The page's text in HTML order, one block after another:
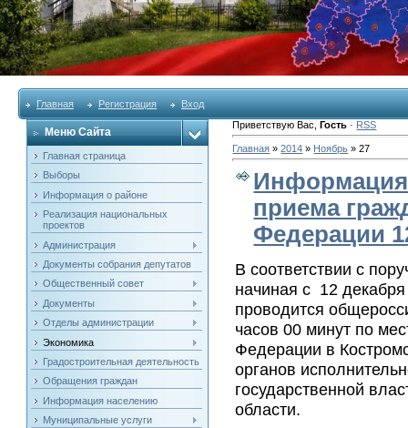
Главная Регистрация Вход
Меню Сайта
Главная страница
Выборы
Информация о районе
Реализация национальных
проектов
Администрация
Документы собрания депутатов
Общественный совет
Документы
Отделы администрации
Экономика
Градостроительная деятельность
Обращения граждан
Информация населению
Муниципальные услуги
Приветствую Вас ,Гость · RSS
Главная »2014 » Ноябрь » 27
Информация
приема
Федерации
В соответствии с
начиная с 12
проводится
часов 00 минут по
Федерации в
органов
государственной
области.